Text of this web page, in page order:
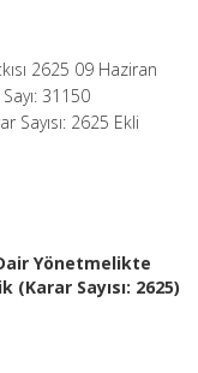
2625 09 Haziran
31150
Sayısı: 2625 Ekli
Yönetmelikte
(Karar Sayısı: 2625)